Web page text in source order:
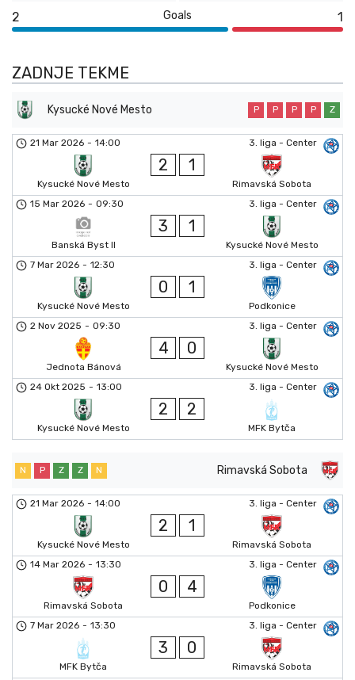
2 Goals 1
ZADNJE TEKME
Kysucké Nové Mesto P P P P Z
3. liga - Center
21 Mar 2026 - 14:00
Kysucké Nové Mesto
2 1
Rimavská Sobota
3. liga - Center
15 Mar 2026 - 09:30
Banská Byst II
3 1
Kysucké Nové Mesto
3. liga - Center
7 Mar 2026 - 12:30
Kysucké Nové Mesto
0 1
Podkonice
3. liga - Center
2 Nov 2025 - 09:30
Jednota Bánová
4 0
Kysucké Nové Mesto
3. liga - Center
24 Okt 2025 - 13:00
Kysucké Nové Mesto
2 2
MFK Bytča
Rimavská Sobota
N P Z Z N
3. liga - Center
21 Mar 2026 - 14:00
Kysucké Nové Mesto
2 1
Rimavská Sobota
3. liga - Center
14 Mar 2026 - 13:30
Rimavská Sobota
0 4
Podkonice
3. liga - Center
7 Mar 2026 - 13:30
MFK Bytča
3 0
Rimavská Sobota